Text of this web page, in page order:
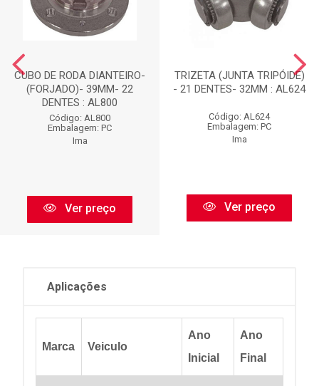
CUBO DE RODA DIANTEIRO-
(FORJADO)- 39MM- 22
DENTES : AL800
Código: AL800
Embalagem: PC
Ima
Ver preço
TRIZETA (JUNTA TRIPÓIDE)
- 21 DENTES- 32MM : AL624
Código: AL624
Embalagem: PC
Ima
Ver preço
Aplicações
Marca Veiculo
Ano
Inicial
Ano
Final